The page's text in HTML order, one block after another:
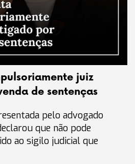
juiz
de sentenças
pelo advogado
que não pode
ao sigilo judicial que